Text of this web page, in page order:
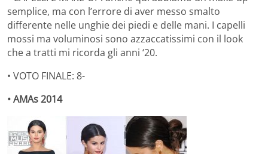
semplice, ma con l’errore di aver messo smalto
differente nelle unghie dei piedi e delle mani. I capelli
mossi ma voluminosi sono azzaccatissimi con il look
che a tratti mi ricorda gli anni ‘20.
• VOTO FINALE: 8-
• AMAs 2014